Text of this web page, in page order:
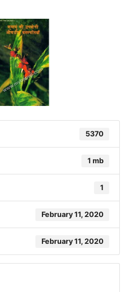
5370
1 mb
1
February 11, 2020
February 11, 2020